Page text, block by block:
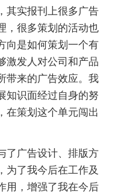
其实报刊上很多广告
，很多策划的活动也
向是如何策划一个有
激发人对公司和产品
带来的广告效应。我
知识面经过自身的努
在策划这个单元闯出
了广告设计、排版方
为了我今后在工作及
用，增强了我在今后